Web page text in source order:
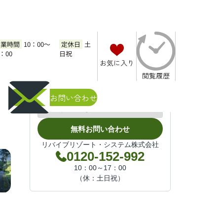
時間 10：00～
00
定休日 土
日祝
お問い合わせ
お気に入り
閲覧履歴
お気軽にお問い合わせください
無料お問い合わせ
リバイブリゾート・システム株式会社
0120-152-992
10：00～17：00
（休：土日祝）